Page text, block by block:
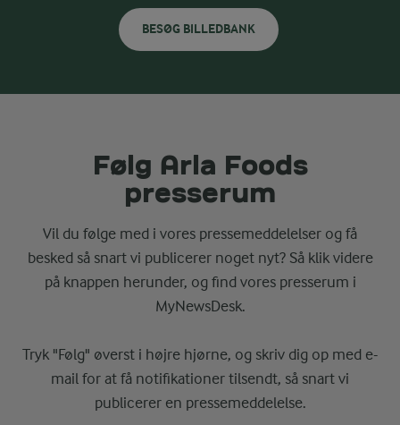
BESØG BILLEDBANK
Følg Arla Foods
presserum
Vil du følge med i vores pressemeddelelser og få
besked så snart vi publicerer noget nyt? Så klik videre
på knappen herunder, og find vores presserum i
MyNewsDesk.
Tryk "Følg" øverst i højre hjørne, og skriv dig op med e-
mail for at få notifikationer tilsendt, så snart vi
publicerer en pressemeddelelse.